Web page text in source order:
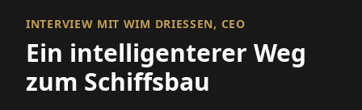
INTERVIEW MIT WIM DRIESSEN, CEO
Ein intelligenterer Weg
zum Schiffsbau